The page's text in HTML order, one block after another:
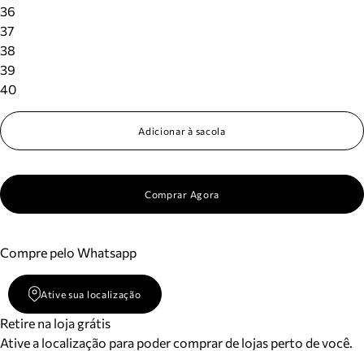
36
37
38
39
40
Adicionar à sacola
Comprar Agora
Compre pelo Whatsapp
Ative sua localização
Retire na loja grátis
Ative a localização para poder comprar de lojas perto de você.